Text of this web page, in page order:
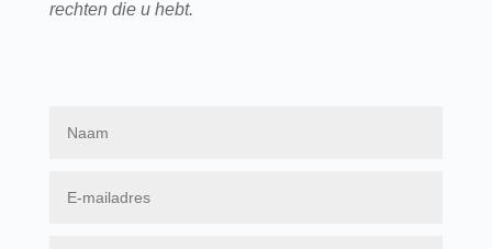
rechten die u hebt.